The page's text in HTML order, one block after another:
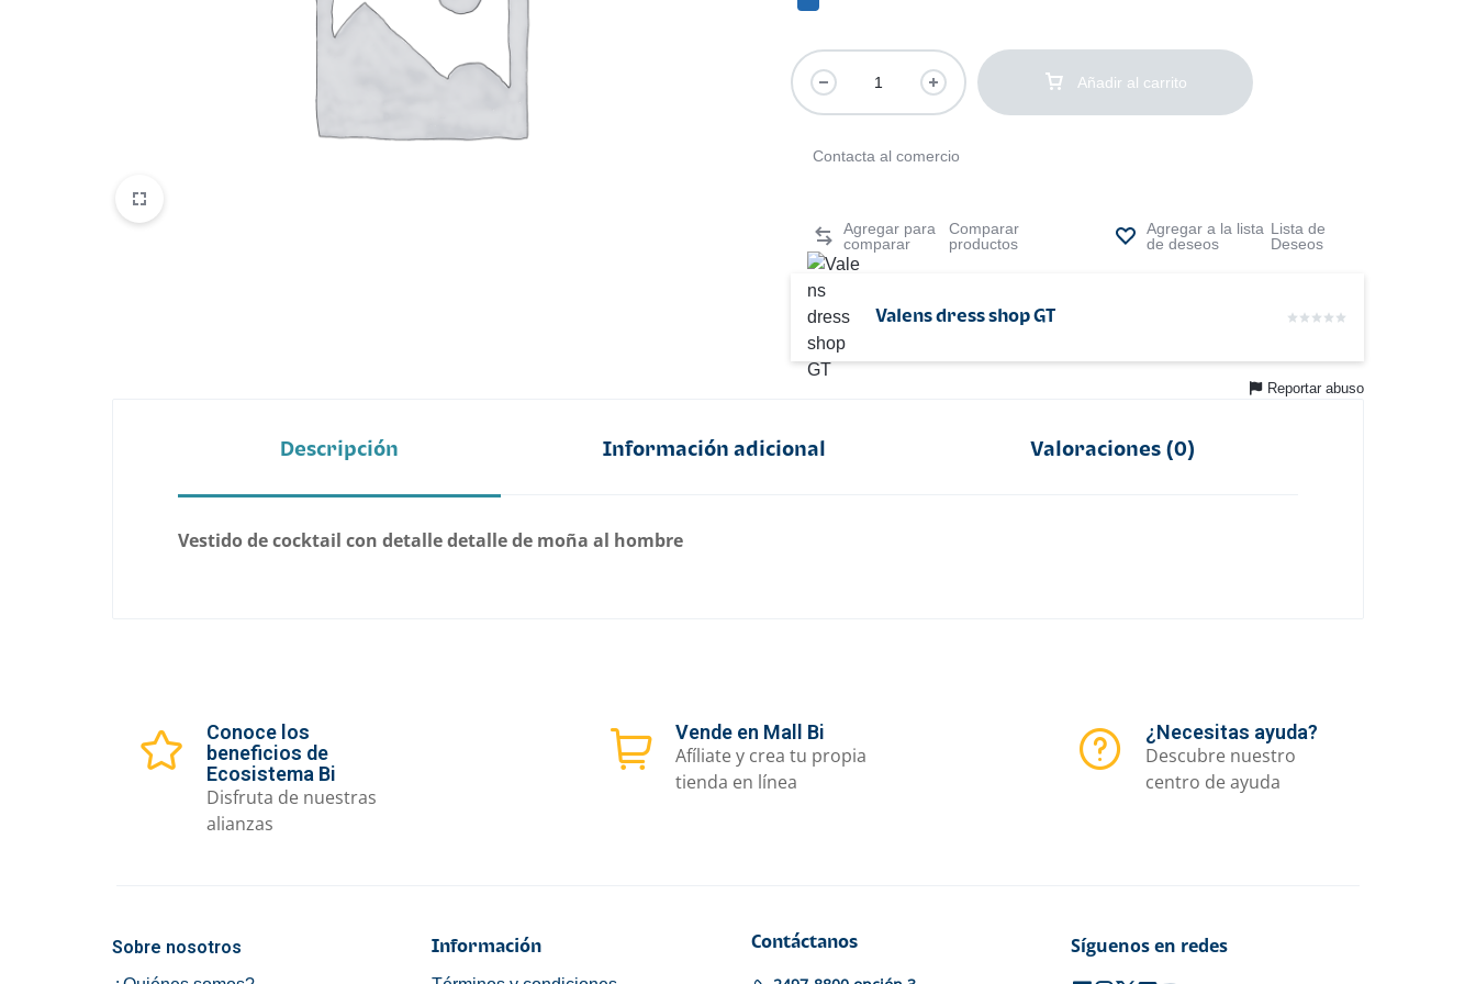
Añadir al carrito
Contacta al comercio
Comparar
productos
Lista de
Deseos
Valens dress shop GT
Reportar abuso
Descripción Información adicional Valoraciones (0)
Vestido de cocktail con detalle detalle de moña al hombre
Conoce los
beneficios de
Ecosistema Bi
Disfruta de nuestras
alianzas
Vende en Mall Bi
Afíliate y crea tu propia
tienda en línea
¿Necesitas ayuda?
Descubre nuestro
centro de ayuda
Sobre nosotros Información Contáctanos Síguenos en redes